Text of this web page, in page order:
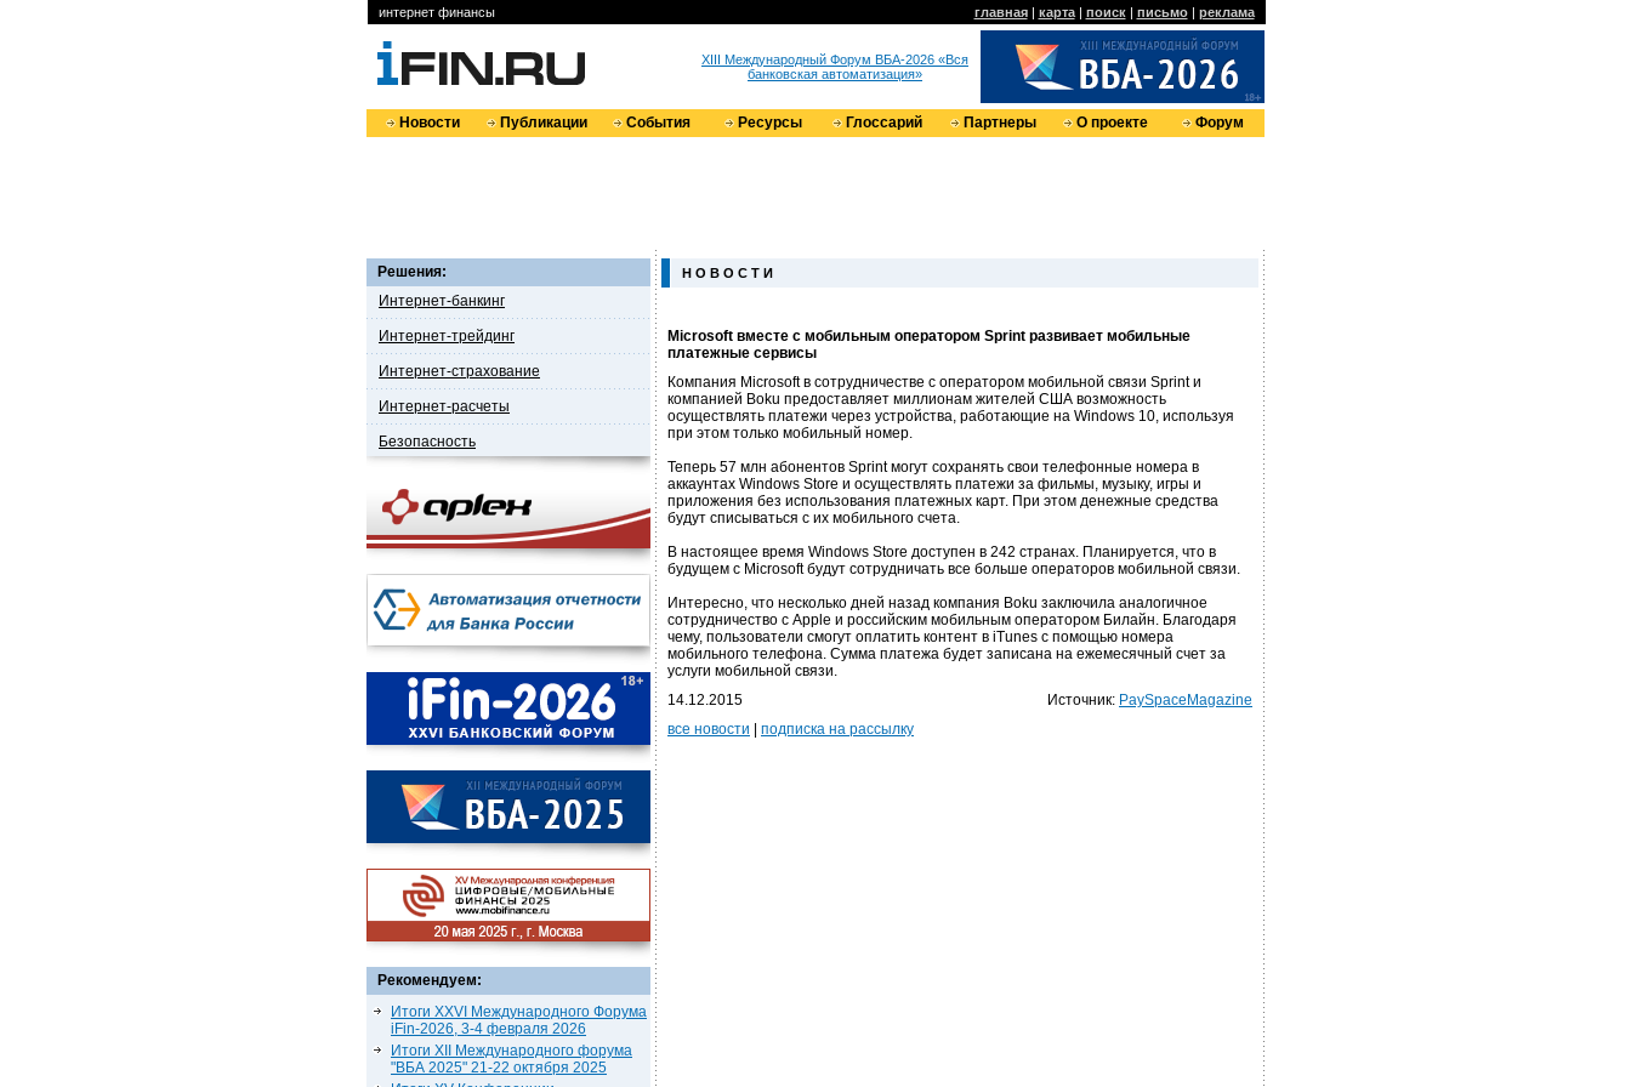
интернет финансы главная| карта| поиск| письмо| реклама
XIII Международный Форум ВБА-2026 «Вся
банковская автоматизация»
Новости Публикации События Ресурсы Глоссарий Партнеры О проекте Форум
Решения:
Интернет-банкинг
Интернет-трейдинг
Интернет-страхование
Интернет-расчеты
Безопасность
Рекомендуем:
Итоги XXVI Международного Форума
iFin-2026, 3-4 февраля 2026
Итоги XII Международного форума
"ВБА 2025" 21-22 октября 2025
Н О В О С Т И
Microsoft вместе с мобильным оператором Sprint развивает мобильные
платежные сервисы
Компания Microsoft в сотрудничестве с оператором мобильной связи Sprint и
компанией Boku предоставляет миллионам жителей США возможность
осуществлять платежи через устройства, работающие на Windows 10, используя
при этом только мобильный номер.
Теперь 57 млн абонентов Sprint могут сохранять свои телефонные номера в
аккаунтах Windows Store и осуществлять платежи за фильмы, музыку, игры и
приложения без использования платежных карт. При этом денежные средства
будут списываться с их мобильного счета.
В настоящее время Windows Store доступен в 242 странах. Планируется, что в
будущем с Microsoft будут сотрудничать все больше операторов мобильной связи.
Интересно, что несколько дней назад компания Boku заключила аналогичное
сотрудничество с Apple и российским мобильным оператором Билайн. Благодаря
чему, пользователи смогут оплатить контент в iTunes с помощью номера
мобильного телефона. Сумма платежа будет записана на ежемесячный счет за
услуги мобильной связи.
14.12.2015
Источник: PaySpaceMagazine
все новости
подписка на рассылку